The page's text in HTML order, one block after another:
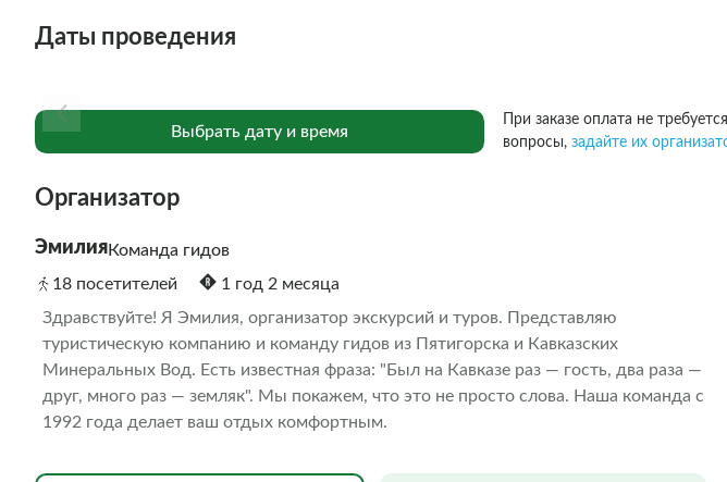
Даты проведения
Выбрать дату и время
При заказе оплата не
вопросы,задайте их
Организатор
ЭмилияКоманда гидов
18 посетителей
1 год 2 месяца
Здравствуйте! Я Эмилия, организатор экскурсий и туров. Представляю
туристическую компанию и команду гидов из Пятигорска и Кавказских
Минеральных Вод. Есть известная фраза: "Был на Кавказе раз — гость, два раза —
друг, много раз — земляк". Мы покажем, что это не просто слова. Наша команда с
1992 года делает ваш отдых комфортным.